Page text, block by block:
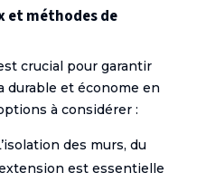
et méthodes de
crucial pour garantir
durable et économe en
à considérer :
des murs, du
est essentielle